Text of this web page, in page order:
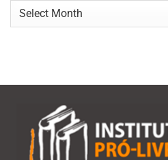
Navegar